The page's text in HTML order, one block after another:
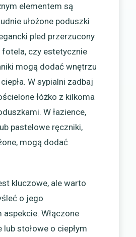
elementem są
ułożone poduszki
pled przerzucony
fotela, czy estetycznie
mogą dodać wnętrzu
W sypialni zadbaj
łóżko z kilkoma
W łazience,
pastelowe ręczniki,
mogą dodać
kluczowe, ale warto
o jego
Włączone
stołowe o ciepłym